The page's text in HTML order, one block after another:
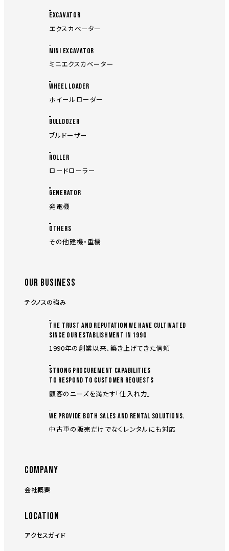
EXCAVATOR
エクスカベーター
MINI EXCAVATOR
ミニエクスカベーター
WHEEL LOADER
ホイールローダー
BULLDOZER
ブルドーザー
ROLLER
ロードローラー
GENERATOR
発電機
OTHERS
その他建機・重機
OUR BUSINESS
テクノスの強み
THE TRUST AND REPUTATION WE HAVE CULTIVATED
SINCE OUR ESTABLISHMENT IN 1990
1990年の創業以来、築き上げてきた信頼
STRONG PROCUREMENT CAPABILITIES
TO RESPOND TO CUSTOMER REQUESTS
顧客のニーズを満たす「仕入れ力」
WE PROVIDE BOTH SALES AND RENTAL SOLUTIONS.
中古車の販売だけでなくレンタルにも対応
COMPANY
会社概要
LOCATION
アクセスガイド